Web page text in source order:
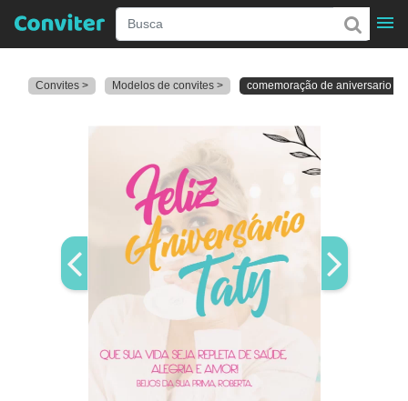
Convites > Modelos de convites > comemoração de aniversario